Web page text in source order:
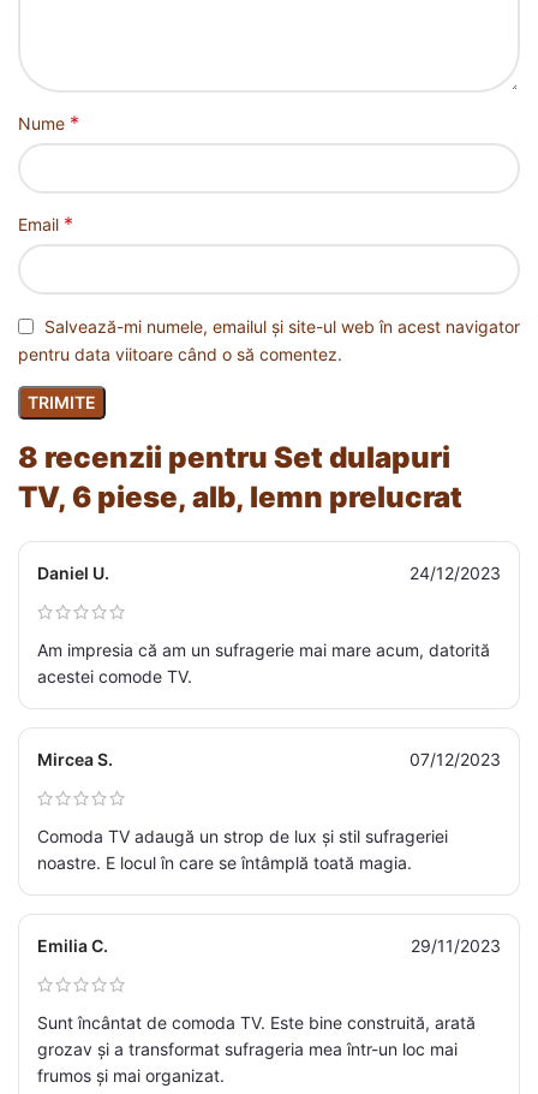
8 recenzii pentru Set dulapuri
TV, 6 piese, alb, lemn prelucrat
Daniel U. 24/12/2023
Am impresia că am un sufragerie mai mare acum, datorită
acestei comode TV.
Mircea S. 07/12/2023
Comoda TV adaugă un strop de lux și stil sufrageriei
noastre. E locul în care se întâmplă toată magia.
Emilia C. 29/11/2023
Sunt încântat de comoda TV. Este bine construită, arată
grozav și a transformat sufrageria mea într-un loc mai
frumos și mai organizat.
Nume *
Email *
Salvează-mi numele, emailul și site-ul web în acest navigator
pentru data viitoare când o să comentez.